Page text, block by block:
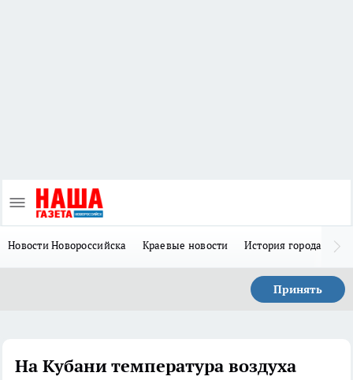
Новости Новороссийска Краевые новости История города Н
Принять
На Кубани температура воздуха